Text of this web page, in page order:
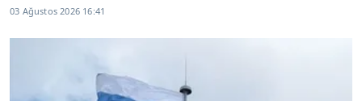
03 Ağustos 2026 16:41